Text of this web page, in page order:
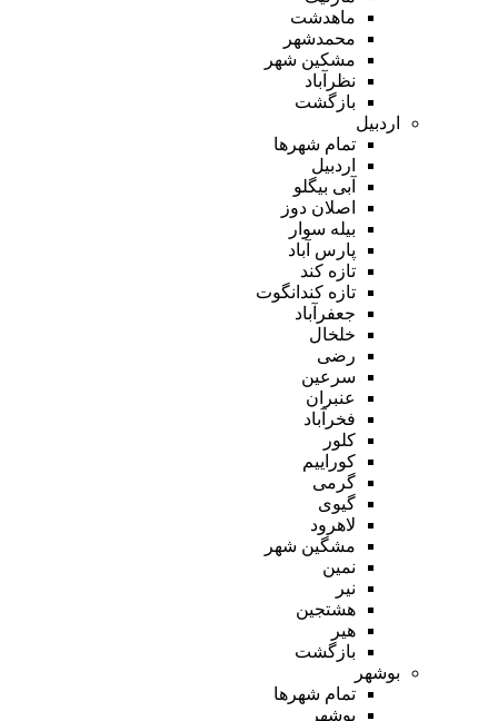
ماهدشت
محمدشهر
مشکین شهر
نظرآباد
بازگشت
اردبیل
تمام شهر‌ها
اردبیل
آبی بیگلو
اصلان دوز
بیله سوار
پارس آباد
تازه کند
تازه کندانگوت
جعفرآباد
خلخال
رضی
سرعین
عنبران
فخرآباد
کلور
کوراییم
گرمی
گیوی
لاهرود
مشگین شهر
نمین
نیر
هشتجین
هیر
بازگشت
بوشهر
تمام شهر‌ها
بوشهر